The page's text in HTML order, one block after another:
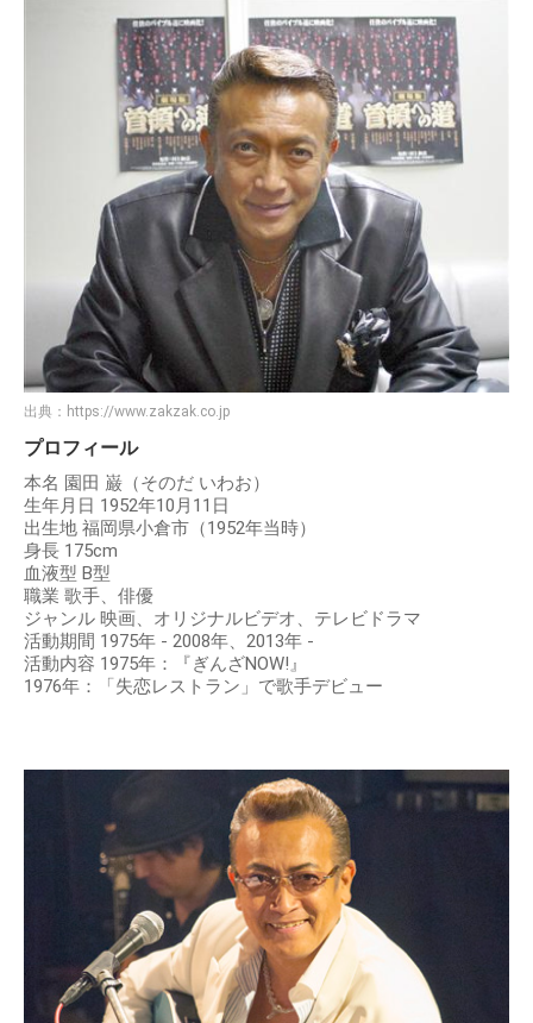
出典： https://www.zakzak.co.jp
プロフィール
本名 園田 巌（そのだ いわお）
生年月日 1952年10月11日
出生地 福岡県小倉市（1952年当時）
身長 175cm
血液型 B型
職業 歌手、俳優
ジャンル 映画、オリジナルビデオ、テレビドラマ
活動期間 1975年 - 2008年、2013年 -
活動内容 1975年：『ぎんざNOW!』
1976年：「失恋レストラン」で歌手デビュー